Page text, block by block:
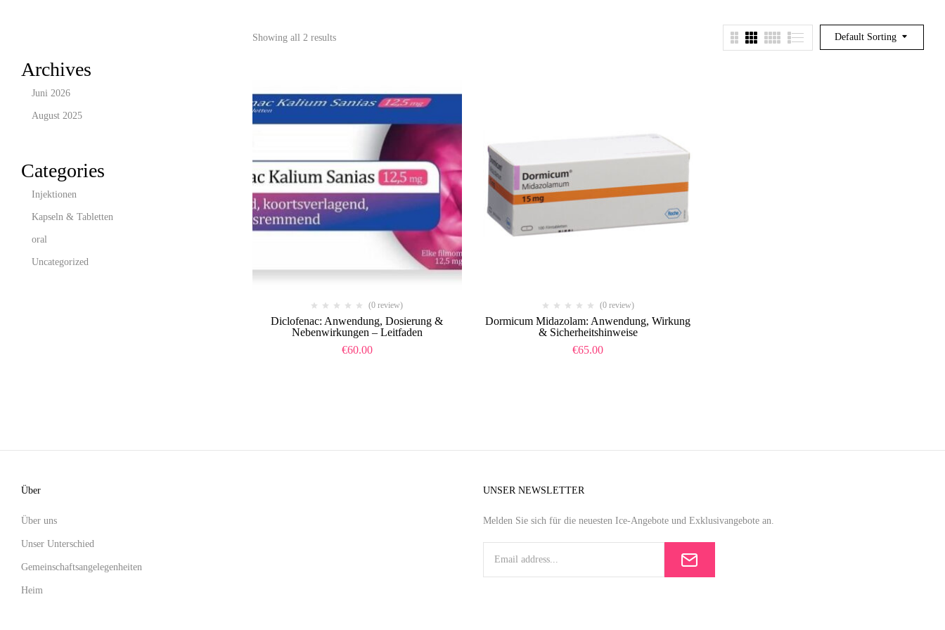
Archives
Juni 2026
August 2025
Categories
Injektionen
Kapseln & Tabletten
oral
Uncategorized
Default Sorting
Showing all 2 results
(0 review)
Diclofenac: Anwendung, Dosierung &
Nebenwirkungen – Leitfaden
€60.00
(0 review)
Dormicum Midazolam: Anwendung, Wirkung
& Sicherheitshinweise
€65.00
Über
Über uns
Unser Unterschied
Gemeinschaftsangelegenheiten
Heim
UNSER NEWSLETTER
Melden Sie sich für die neuesten Ice-Angebote und Exklusivangebote an.